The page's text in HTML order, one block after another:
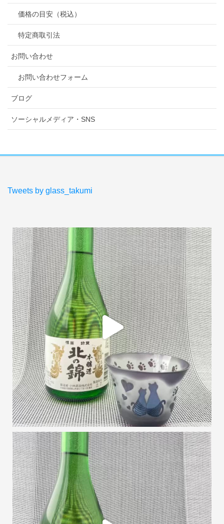
価格の目安（税込）
特定商取引法
お問い合わせ
お問い合わせフォーム
ブログ
ソーシャルメディア・SNS
Tweets by glass_takumi